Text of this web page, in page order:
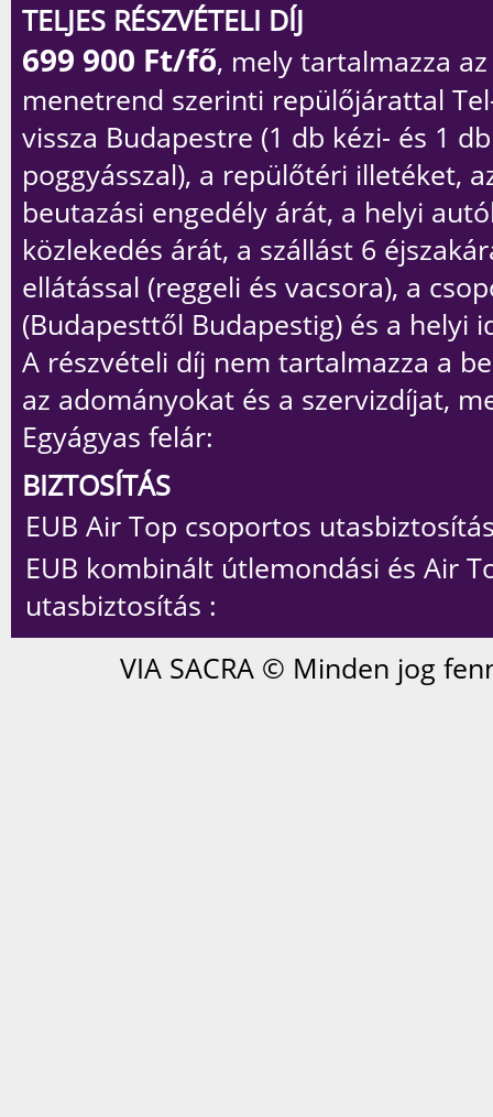
TELJES RÉSZVÉTELI DÍJ
699 900 Ft/fő, mely tartalmazza
menetrend szerinti repülőjárattal
vissza Budapestre (1 db kézi- és 1
poggyásszal), a repülőtéri illetéket,
beutazási engedély árát, a helyi
közlekedés árát, a szállást 6
ellátással (reggeli és vacsora), a
(Budapesttől Budapestig) és a helyi
A részvételi díj nem tartalmazza a
az adományokat és a szervizdíjat,
Egyágyas felár:
BIZTOSÍTÁS
EUB Air Top csoportos
EUB kombinált útlemondási és Air
utasbiztosítás :
VIA SACRA © Minden jog